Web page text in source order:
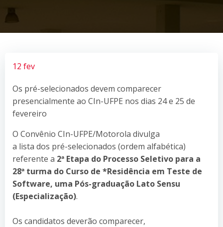
12 fev
Os pré-selecionados devem comparecer
presencialmente ao CIn-UFPE nos dias 24 e 25 de
fevereiro
O Convênio CIn-UFPE/Motorola divulga
a lista dos pré-selecionados (ordem alfabética)
referente a 2ª Etapa do Processo Seletivo para a
28ª turma do Curso de *Residência em Teste de
Software, uma Pós-graduação Lato Sensu
(Especialização).
Os candidatos deverão comparecer,